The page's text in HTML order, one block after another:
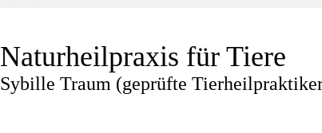
Naturheilpraxis für Tiere
Sybille Traum (geprüfte